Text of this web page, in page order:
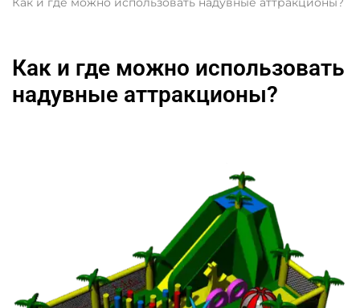
Как и где можно использовать
надувные аттракционы?